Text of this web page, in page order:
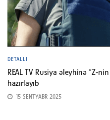
DETALLI
REAL TV Rusiya əleyhinə “Z-
hazırlayıb
15 SENTYABR 2025